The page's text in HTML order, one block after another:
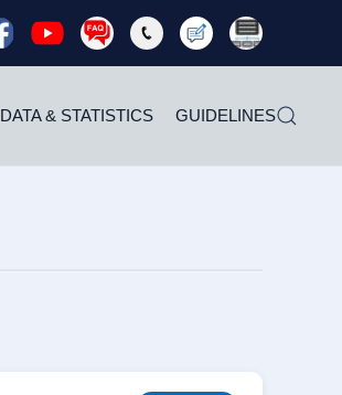
Read Read Read Read Read Read
DATA & STATISTICS GUIDELINES